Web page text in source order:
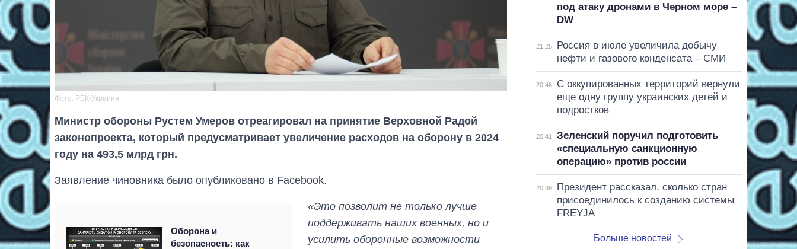
Фото: РБК-Украина
Министр обороны Рустем Умеров отреагировал на принятие Верховной Радой
законопроекта, который предусматривает увеличение расходов на оборону в 2024
году на 493,5 млрд грн.
Заявление чиновника было опубликовано в Facebook.
Оборона и
безопасность: как
«Это позволит не только лучше
поддерживать наших военных, но и
усилить оборонные возможности
под атаку дронами в Черном море –
DW
21:25
Россия в июле увеличила добычу
нефти и газового конденсата – СМИ
20:46
С оккупированных территорий вернули
еще одну группу украинских детей и
подростков
20:41
Зеленский поручил подготовить
«специальную санкционную
операцию» против россии
20:39
Президент рассказал, сколько стран
присоединилось к созданию системы
FREYJA
Больше новостей